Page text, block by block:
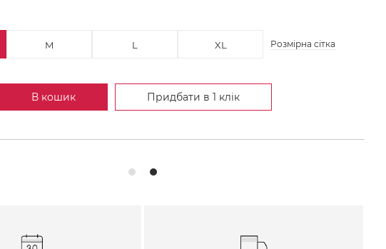
M L XL Розмірна сітка
В кошик Придбати в 1 клік